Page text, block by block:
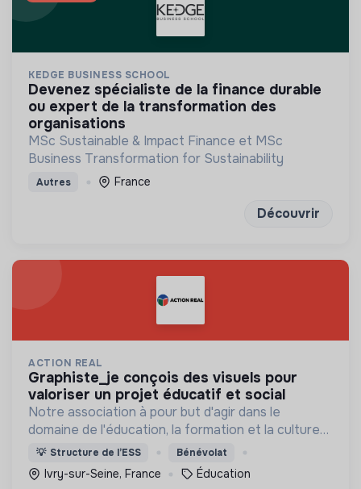
KEDGE BUSINESS SCHOOL
devenez spécialiste de la finance durable
ou expert de la transformation des
organisations
MSc Sustainable & Impact Finance et MSc
Business Transformation for Sustainability
Autres France
Découvrir
ACTION REAL
graphiste_je conçois des visuels pour
valoriser un projet éducatif et social
Notre association à pour but d'agir dans le
domaine de l'éducation, la formation et la culture
dans des milieux défavorisés
💡 Structure de l’ESS Bénévolat
Ivry-sur-Seine, France Éducation